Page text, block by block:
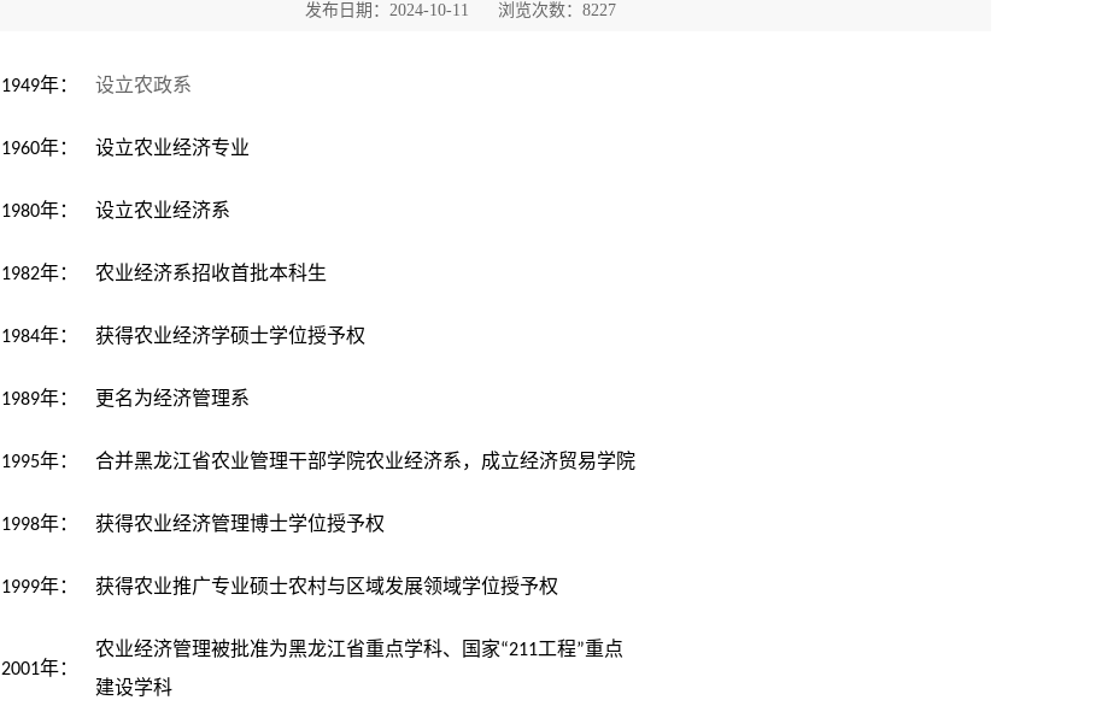
发布日期：2024-10-11 浏览次数：8227
1949年： 设立农政系
1960年： 设立农业经济专业
1980年： 设立农业经济系
1982年： 农业经济系招收首批本科生
1984年： 获得农业经济学硕士学位授予权
1989年： 更名为经济管理系
1995年： 合并黑龙江省农业管理干部学院农业经济系，成立经济贸易学院
1998年： 获得农业经济管理博士学位授予权
1999年： 获得农业推广专业硕士农村与区域发展领域学位授予权
2001年：
农业经济管理被批准为黑龙江省重点学科、国家“211工程”重点
建设学科